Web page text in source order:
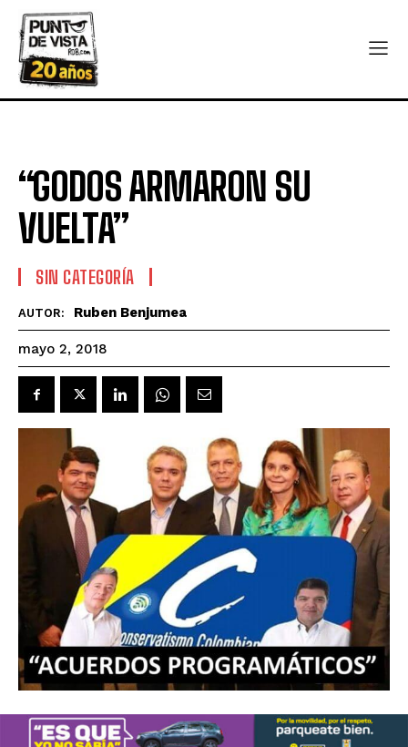
“GODOS ARMARON SU
VUELTA”
SIN CATEGORÍA
AUTOR: Ruben Benjumea
mayo 2, 2018